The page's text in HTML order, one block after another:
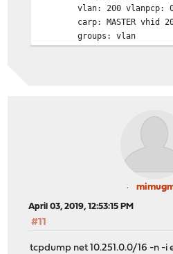
vlan: 200 vlanpcp: 0
carp: MASTER vhid 200
groups: vlan
April 03, 2019, 12:53:15 PM
#11
tcpdump net 10.251.0.0/16 -n -i